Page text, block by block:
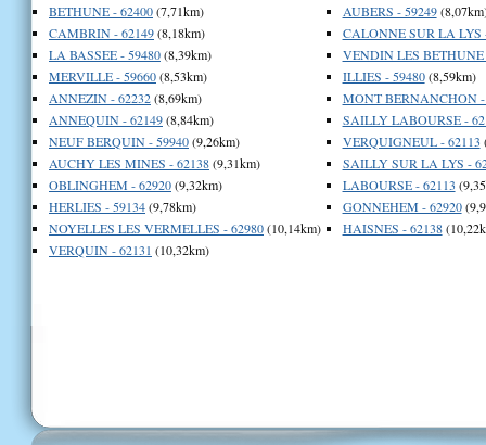
BETHUNE - 62400(7,71km)
CAMBRIN - 62149(8,18km)
LA BASSEE - 59480(8,39km)
MERVILLE - 59660(8,53km)
ANNEZIN - 62232(8,69km)
ANNEQUIN - 62149(8,84km)
NEUF BERQUIN - 59940(9,26km)
AUCHY LES MINES - 62138(9,31km)
OBLINGHEM - 62920(9,32km)
HERLIES - 59134(9,78km)
NOYELLES LES VERMELLES - 62980(10,14km)
VERQUIN - 62131 (10,32km)
AUBERS - 59249
CALONNE SUR LA LYS
VENDIN LES BETHUNE
ILLIES - 59480(8,59km)
MONT BERNANCHON -
SAILLY LABOURSE -
VERQUIGNEUL - 62113
SAILLY SUR LA LYS -
LABOURSE - 62113
GONNEHEM - 62920
HAISNES - 62138